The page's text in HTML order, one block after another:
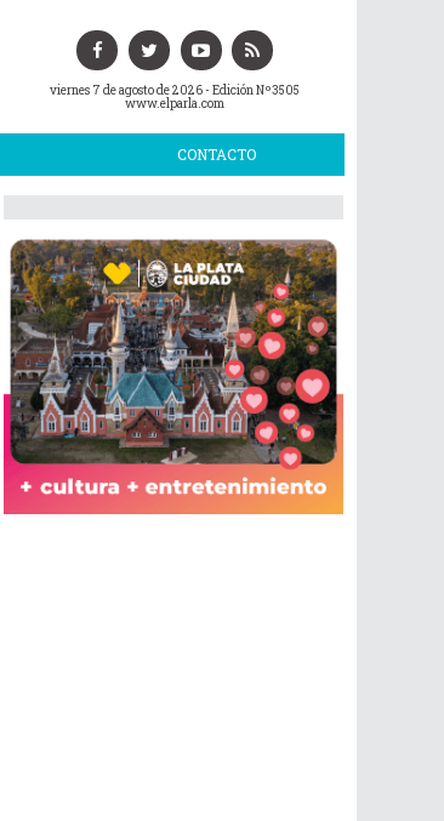
viernes 7 de agosto de 2026- Edición Nº3505
www.elparla.com
CONTACTO